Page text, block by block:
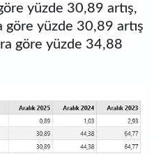
yüzde 30,89 artış,
göre yüzde 30,89 artış
göre yüzde 34,88